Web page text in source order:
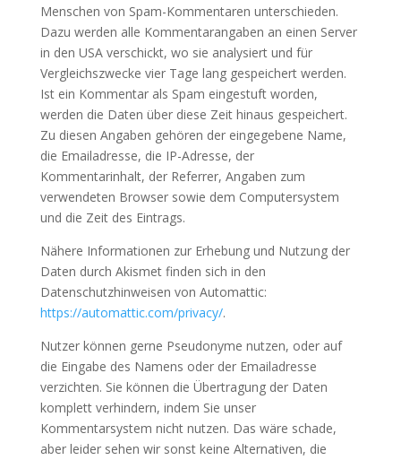
Menschen von Spam-Kommentaren unterschieden.
Dazu werden alle Kommentarangaben an einen Server
in den USA verschickt, wo sie analysiert und für
Vergleichszwecke vier Tage lang gespeichert werden.
Ist ein Kommentar als Spam eingestuft worden,
werden die Daten über diese Zeit hinaus gespeichert.
Zu diesen Angaben gehören der eingegebene Name,
die Emailadresse, die IP-Adresse, der
Kommentarinhalt, der Referrer, Angaben zum
verwendeten Browser sowie dem Computersystem
und die Zeit des Eintrags.
Nähere Informationen zur Erhebung und Nutzung der
Daten durch Akismet finden sich in den
Datenschutzhinweisen von Automattic:
https://automattic.com/privacy/.
Nutzer können gerne Pseudonyme nutzen, oder auf
die Eingabe des Namens oder der Emailadresse
verzichten. Sie können die Übertragung der Daten
komplett verhindern, indem Sie unser
Kommentarsystem nicht nutzen. Das wäre schade,
aber leider sehen wir sonst keine Alternativen, die